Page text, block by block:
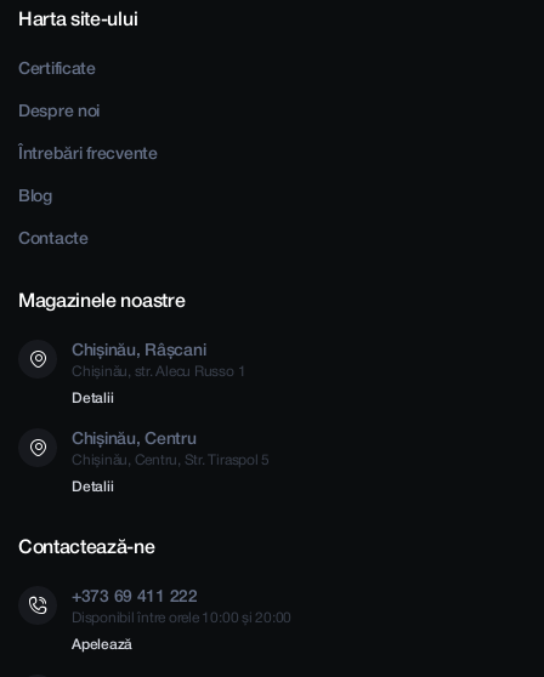
Harta site-ului
Certificate
Despre noi
Întrebări frecvente
Blog
Contacte
Magazinele noastre
Chișinău, Râșcani
Chișinău, str. Alecu Russo 1
Detalii
Chișinău, Centru
Chișinău, Centru, Str. Tiraspol 5
Detalii
Contactează-ne
+373 69 411 222
Disponibil între orele 10:00 și 20:00
Apelează